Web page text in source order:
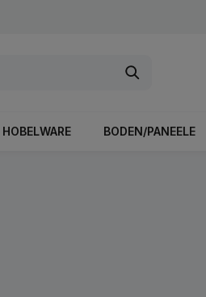
HOBELWARE BODEN/PANEELE